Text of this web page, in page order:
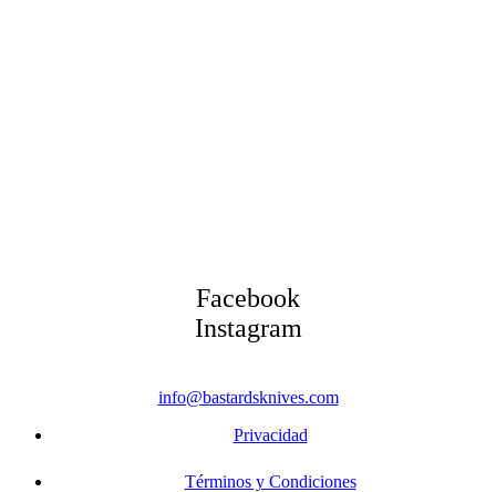
Facebook
Instagram
info@bastardsknives.com
Privacidad
Términos y Condiciones